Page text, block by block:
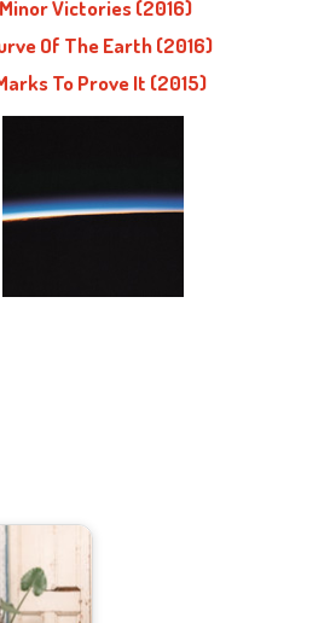
Minor Victories (2016)
Of The Earth (2016)
To Prove It (2015)